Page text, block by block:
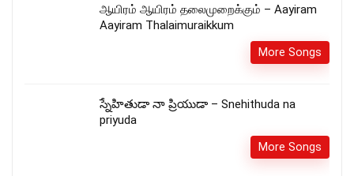
ஆயிரம் ஆயிரம் தலைமுறைக்கும் – Aayiram
Aayiram Thalaimuraikkum
More Songs
స్నేహితుడా నా ప్రియుడా – Snehithuda na
priyuda
More Songs